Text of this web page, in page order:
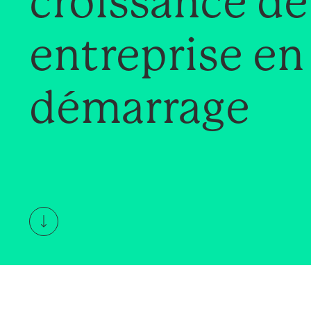
entreprise en
démarrage